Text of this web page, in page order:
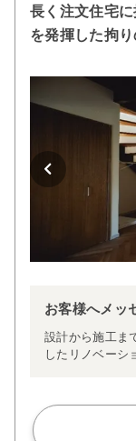
長く注文住宅
を発揮した拘
お客様へメッ
設計から施工ま
したリノベーシ